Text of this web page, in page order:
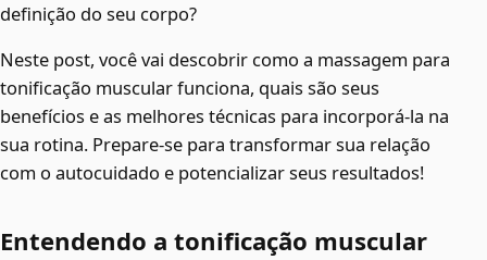
definição do seu corpo?
Neste post, você vai descobrir como a massagem para
tonificação muscular funciona, quais são seus
benefícios e as melhores técnicas para incorporá-la na
sua rotina. Prepare-se para transformar sua relação
com o autocuidado e potencializar seus resultados!
Entendendo a tonificação muscular